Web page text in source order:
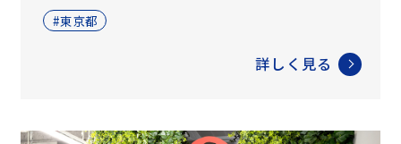
#東京都
詳しく見る